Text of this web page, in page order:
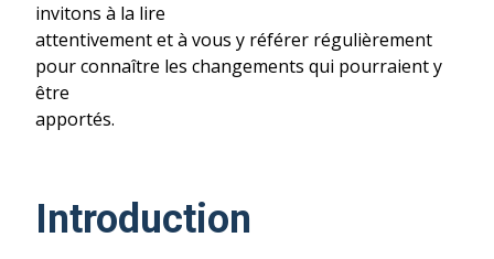
invitons à la lire
attentivement et à vous y référer régulièrement
pour connaître les changements qui pourraient y
être
apportés.
Introduction